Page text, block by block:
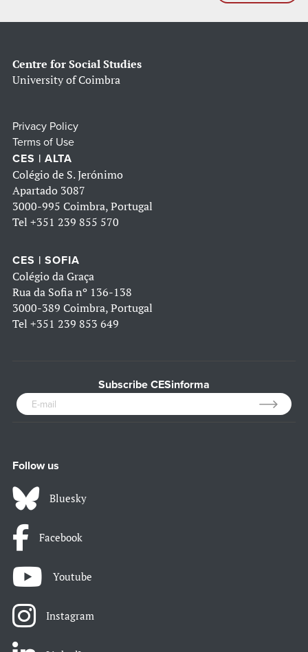
Centre for Social Studies
University of Coimbra
Privacy Policy
Terms of Use
CES | ALTA
Colégio de S. Jerónimo
Apartado 3087
3000-995 Coimbra, Portugal
Tel +351 239 855 570
CES | SOFIA
Colégio da Graça
Rua da Sofia nº 136-138
3000-389 Coimbra, Portugal
Tel +351 239 853 649
Subscribe CESinforma
Follow us
Bluesky
Facebook
Youtube
Instagram